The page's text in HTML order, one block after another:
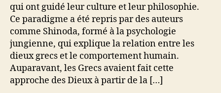
qui ont guidé leur culture et leur philosophie.
Ce paradigme a été repris par des auteurs
comme Shinoda, formé à la psychologie
jungienne, qui explique la relation entre les
dieux grecs et le comportement humain.
Auparavant, les Grecs avaient fait cette
approche des Dieux à partir de la […]